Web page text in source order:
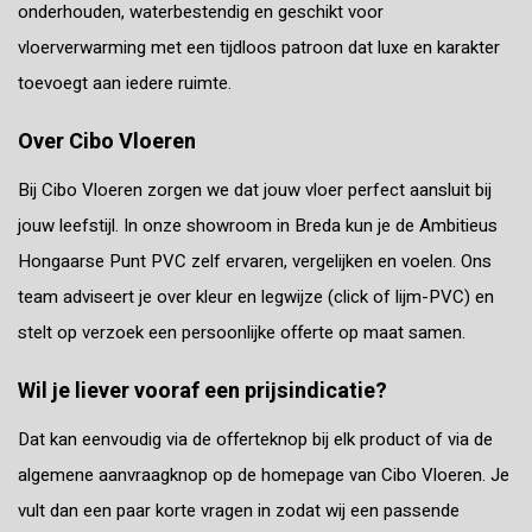
onderhouden, waterbestendig en geschikt voor
vloerverwarming met een tijdloos patroon dat luxe en karakter
toevoegt aan iedere ruimte.
Over Cibo Vloeren
Bij Cibo Vloeren zorgen we dat jouw vloer perfect aansluit bij
jouw leefstijl. In onze showroom in Breda kun je de Ambitieus
Hongaarse Punt PVC zelf ervaren, vergelijken en voelen. Ons
team adviseert je over kleur en legwijze (click of lijm-PVC) en
stelt op verzoek een persoonlijke offerte op maat samen.
Wil je liever vooraf een prijsindicatie?
Dat kan eenvoudig via de offerteknop bij elk product of via de
algemene aanvraagknop op de homepage van Cibo Vloeren. Je
vult dan een paar korte vragen in zodat wij een passende